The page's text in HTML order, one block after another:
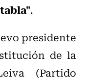
.
presidente
de la
(Partido